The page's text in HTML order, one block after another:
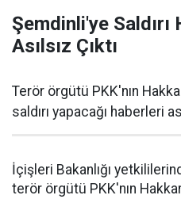
Şemdinli'ye Saldırı
Asılsız Çıktı
Terör örgütü PKK'nın
saldırı yapacağı haberleri
İçişleri Bakanlığı
terör örgütü PKK'nın